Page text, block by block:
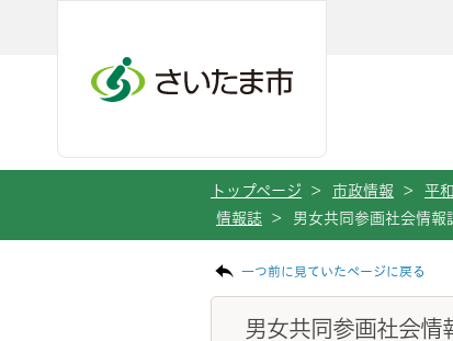
トップページ > 市政情報 > 平
情報誌
> 男女共同参画社会情報
一つ前に見ていたページに戻る
男女共同参画社会情